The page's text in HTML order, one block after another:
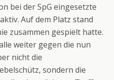
bei der SpG eingesetzte
Auf dem Platz stand
zusammen gespielt hatte.
weiter gegen die nun
nicht die
sondern die